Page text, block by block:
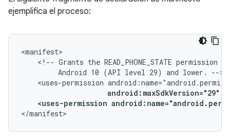
ejemplifica el proceso:
<!-- Grants the READ_PHONE_STATE permission
Android 10 (API level 29) and lower.
<uses-permission
android:maxSdkVersion="29"
<uses-permission
</manifest>